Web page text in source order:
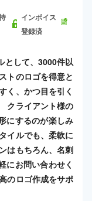
インボイス
登録済
として、3000件以
トのロゴを得意と
く、かつ目を引く
クライアント様の
にするのが楽しみ
イルでも、柔軟に
はもちろん、名刺
にお問い合わせく
のロゴ作成をサポ